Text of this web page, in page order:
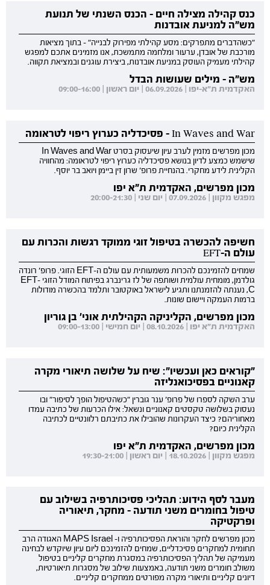
כנס קהילה מצילה חיים - הכנס השנתי של תנועת
מש"ה למניעת אובדנות
"כשהדברים מתפרקים: מסע קהילתי מפירוק לבנייה" - בתוך מציאות
מורכבת של אובדן, ערעור ומלחמה מתמשכת, אנו מזמינים אתכם למפגש
קהילתי מעמיק העוסק במניעת אובדנות, ביצירת עוגנים ובמציאת תקווה.
מש"ה - מילים שעושות הבדל
האקדמית ת"א-יפו | 06.09.2026 | יום ראשון | 09:00-16:00
In Waves and War - פסיכדליה כערוץ ריפוי לטראומה
מכון מפרשים מזמין לערב עיון שיעסוק בסרט In Waves and War
שישמש כמצע לדיון בנושא פסיכדליה כערוץ ריפוי לטראומה: מהחוויה
הקלינית לידע מחקרי. בהנחיית פרופ' שרון זין ביימן ויואב בר יוסף.
מכון מפרשים, האקדמית ת"א יפו
מפגש מקוון | 07.09.2026 | יום שני | 20:00-21:30
חשיפה להכשרה בטיפול זוגי ממוקד רגשות והכרות עם
עולם ה-EFT
שמחים להזמינכם להכרות משמעותית עם עולם ה-EFT הזוגי. פרופ' רונדה
גולדמן, מומחית עולמית ושותפה של לז גרינברג בפיתוח המודל הזוגי EFT-
C, נענתה להזמנתנו ותגיע לישראל באוקטובר ותלמד בהכשרה מודולות
ברמות העמקה ויישום שונות.
מכון מפרשים, הקליניקה הקהילתית אוני' בן גוריון
האקדמית ת"א יפו | 08.10.2026 | יום חמישי | 09:00-13:00
"קוראים כאן ועכשיו": שיח על שלושה תיאורי מקרה
קאנוניים בפסיכואנליזה
ערב השקה לספרו של פרופ' ענר גוברין "כשהטיפול הופך לסיפור" ובו
נעסוק בשלושה טקסטים קאנוניים ונשאל: אילו הכרעות של כתיבה עמדו
מאחוריהם? כיצד העקרונות שהובילו את כתיבתם רלוונטיים לכתיבה
הקלינית כיום?
מכון מפרשים, האקדמית ת"א יפו
מפגש מקוון | 18.10.2026 | יום ראשון | 19:30-21:00
מעבר לסף הידוע: תהליכי פסיכותרפיה בשילוב עם
טיפול בחומרים משני תודעה - מחקר, תיאוריה
ופרקטיקה
מכון מפרשים לחקר והוראת הפסיכותרפיה ו- MAPS Israel האגודה הרב
תחומית למחקרים פסיכדליים, שמחים להזמינכם ליום עיון שיוקדש לבחינה
מעמיקה של תהליך הפסיכותרפיה במסגרת מחקרים קליניים בטיפול
משולב חומרים משני תודעה, באמצעות שילוב של מסגרות תיאורטיות,
דיונים קליניים ותיאורי מקרה מפורטים ממחקרים קליניים.